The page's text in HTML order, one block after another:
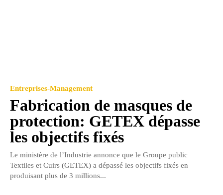
Entreprises-Management
Fabrication de masques de
protection: GETEX dépasse
les objectifs fixés
Le ministère de l’Industrie annonce que le Groupe public
Textiles et Cuirs (GETEX) a dépassé les objectifs fixés en
produisant plus de 3 millions...